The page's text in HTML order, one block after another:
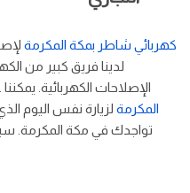
كهربائي شاطر بمكة المكرمة
لدينا فريق كبير من
الإصلاحات الكهربائية.
المكرمة لزيارة نفس اليوم
تواجدك في مكة المكرمة.